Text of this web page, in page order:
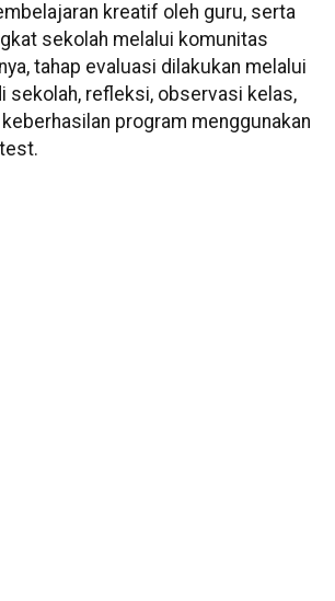
kreatif oleh guru, serta
sekolah melalui komunitas
tahap evaluasi dilakukan melalui
sekolah, refleksi, observasi kelas,
program menggunakan